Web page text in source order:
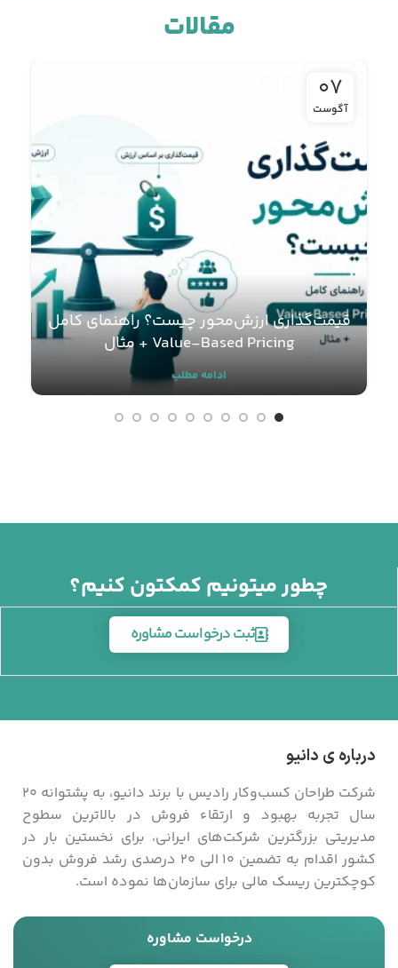
مقالات
07
آگوست
قیمت‌گذاری ارزش‌محور چیست؟ راهنمای کامل
Value-Based Pricing + مثال
ادامه مطلب
چطور میتونیم کمکتون کنیم؟
ثبت درخواست مشاوره
درباره ی دانیو
شرکت طراحان کسب‌­وکار رادیس با برند دانیو، به پشتوانه 20
سال تجربه بهبود و ارتقاء فروش در بالاترین سطوح
مدیریتی بزرگترین شرکت‌های ایرانی، برای نخستین بار در
کشور اقدام به تضمین 10 الی 20 درصدی رشد فروش بدون
کوچکترین ریسک مالی برای سازمان‌ها نموده است.
درخواست مشاوره